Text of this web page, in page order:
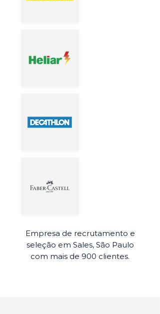
Empresa de recrutamento e
seleção em Sales, São Paulo
com mais de 900 clientes.